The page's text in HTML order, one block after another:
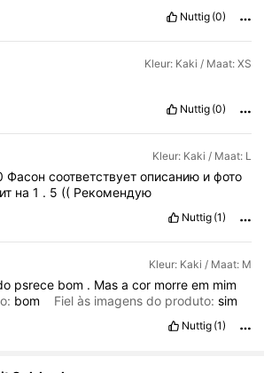
Nuttig (0)
Kleur: Kaki / Maat: XS
Nuttig (0)
Kleur: Kaki / Maat: L
Фасон соответствует описанию и фото
на1 . 5 (( Рекомендую
Nuttig (1)
Kleur: Kaki / Maat: M
psrece bom . Mas a cor morre em mim
bom Fiel às imagens do produto:sim
Nuttig (1)